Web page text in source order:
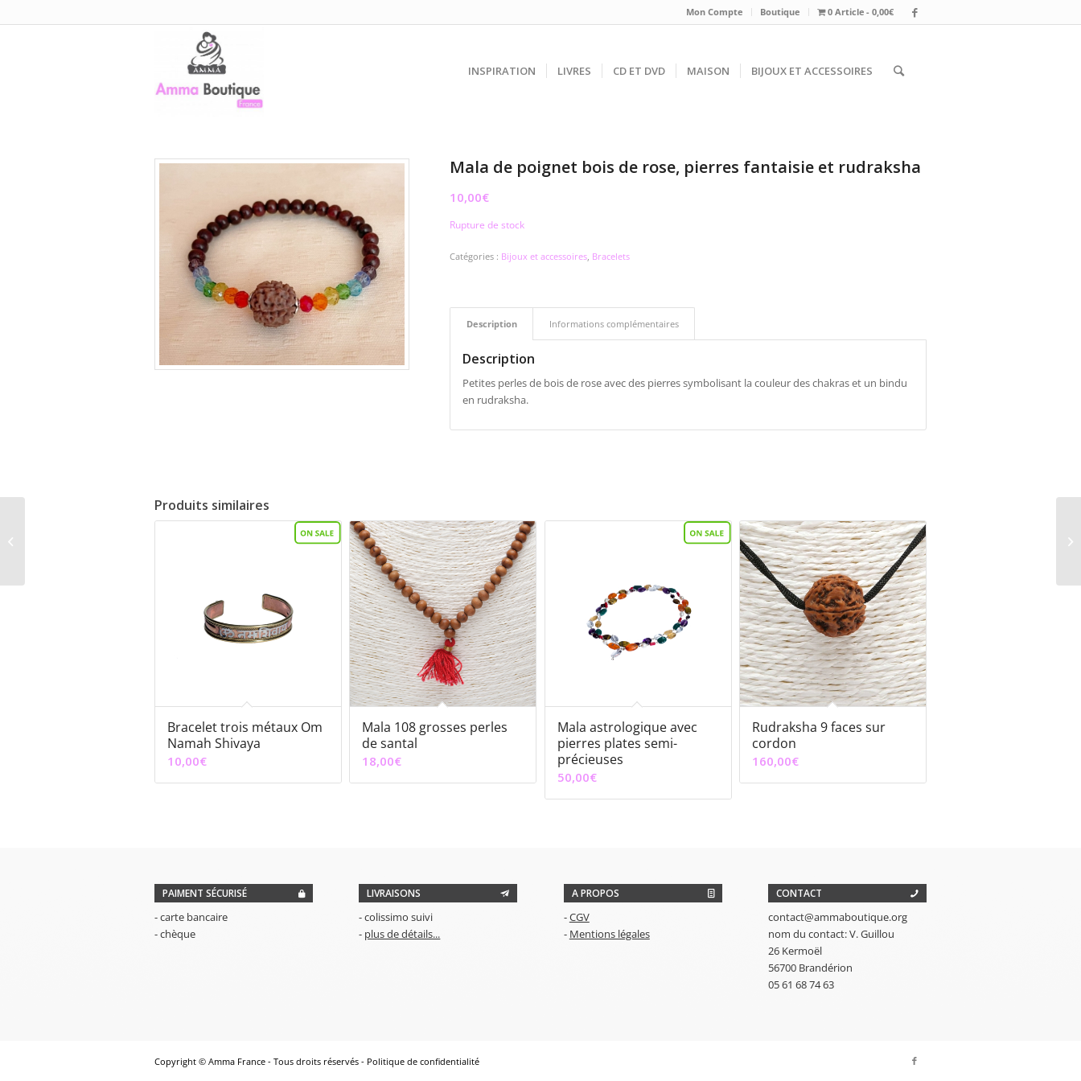
Mon Compte Boutique 0 Article 0,00€
INSPIRATION LIVRES CD ET DVD MAISON BIJOUX ET ACCESSOIRES
Mala de poignet bois de rose, pierres fantaisie et rudraksha
10,00€
Rupture de stock
Catégories : Bijoux et accessoires, Bracelets
Description Informations complémentaires
Description
Petites perles de bois de rose avec des pierres symbolisant la couleur des chakras et un bindu
en rudraksha.
Produits similaires
Bracelet trois métaux Om
Namah Shivaya
10,00€
Mala 108 grosses perles
de santal
18,00€
Mala astrologique avec
pierres plates semi-
précieuses
50,00€
Rudraksha 9 faces sur
cordon
160,00€
PAIMENT SÉCURISÉ
- carte bancaire
- chèque
LIVRAISONS
- colissimo suivi
- plus de détails...
A PROPOS
-CGV
- Mentions légales
CONTACT
contact@ammaboutique.org
nom du contact: V. Guillou
26 Kermoël
56700 Brandérion
05 61 68 74 63
Copyright © Amma France - Tous droits réservés - Politique de confidentialité